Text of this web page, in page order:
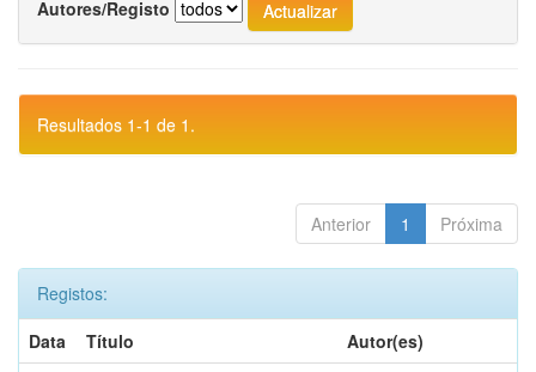
Autores/Registo
Resultados 1-1 de 1.
Anterior 1 Próxima
Registos:
Data
Título
Autor(es)